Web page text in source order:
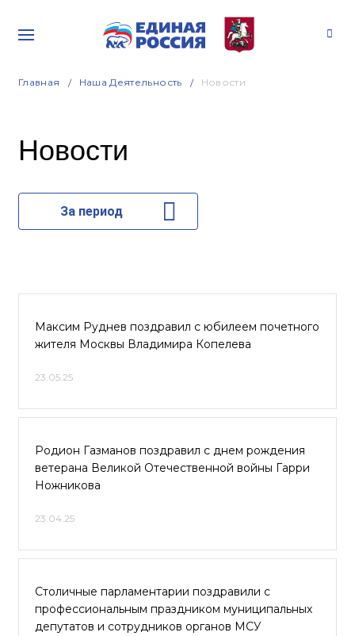
Главная Наша Деятельность Новости
Новости
За период
Максим Руднев поздравил с юбилеем почетного
жителя Москвы Владимира Копелева
23.05.25
Родион Газманов поздравил с днем рождения
ветерана Великой Отечественной войны Гарри
Ножникова
23.04.25
Столичные парламентарии поздравили с
профессиональным праздником муниципальных
депутатов и сотрудников органов МСУ